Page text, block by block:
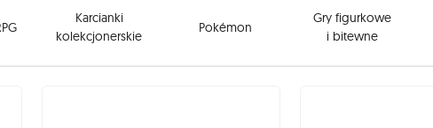
Karcianki
kolekcjonerskie
Pokémon
Gry figurkowe
i bitewne